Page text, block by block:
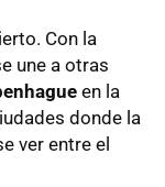
Con la
une a otras
en la
donde la
ver entre el